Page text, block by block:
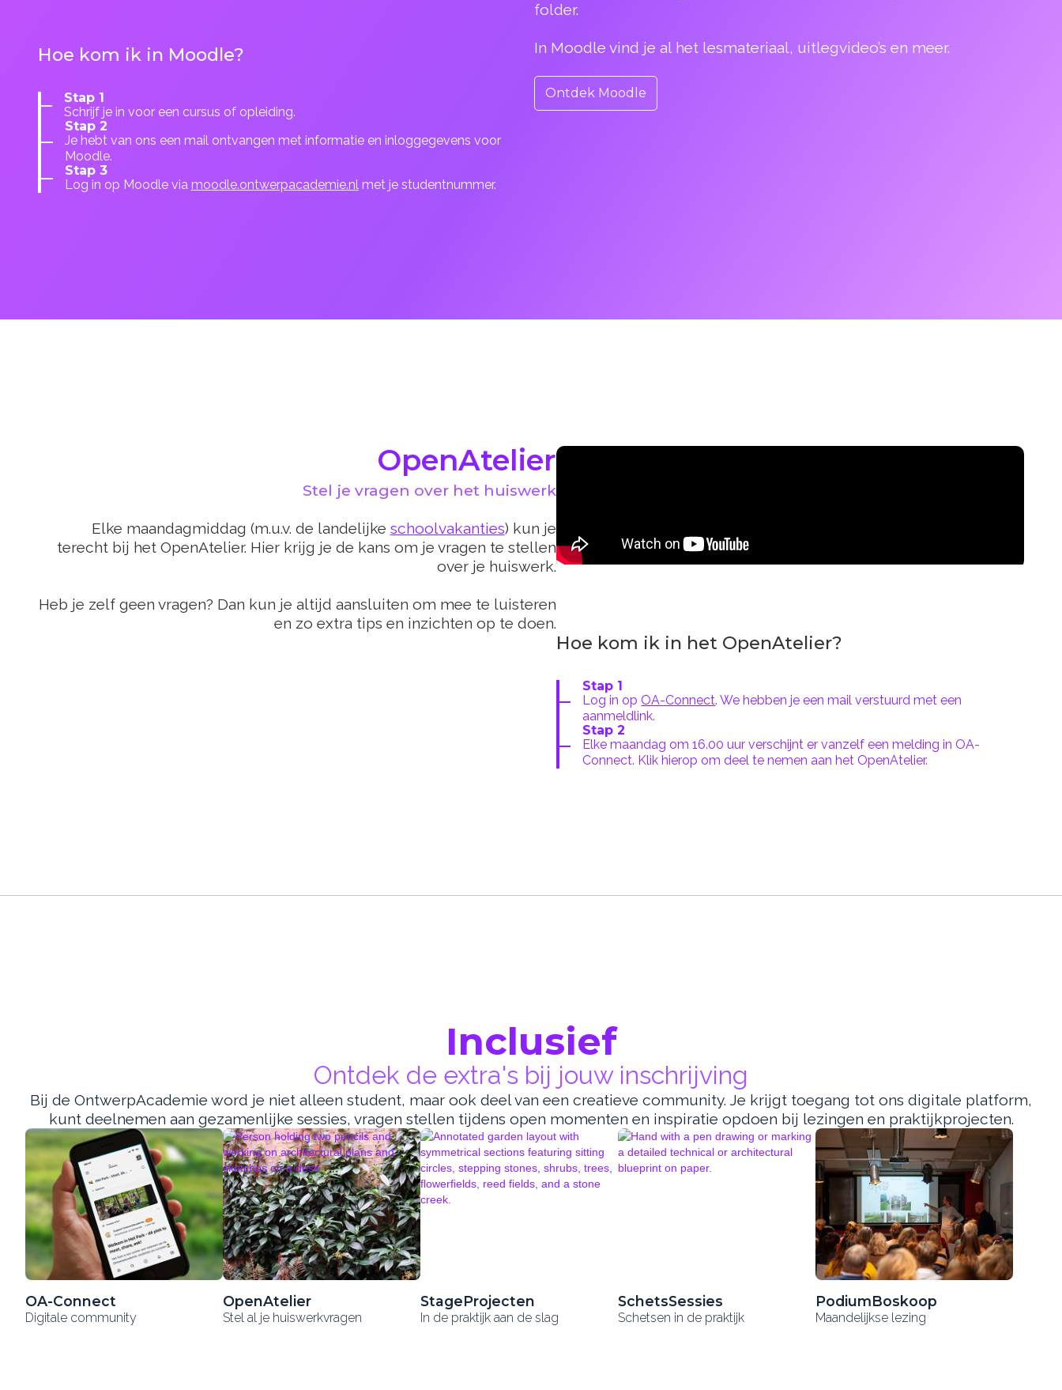
Hoe kom ik in Moodle?
Stap 1
Schrijf je in voor een cursus of opleiding.
Stap 2
Je hebt van ons een mail ontvangen met informatie en inloggegevens voor
Moodle.
Stap 3
Log in op Moodle via moodle.ontwerpacademie.nlmet je studentnummer.
folder.
In Moodle vind je al het lesmateriaal, uitlegvideo’s en meer.
Ontdek Moodle
OpenAtelier
Stel je vragen over het huiswerk
Elke maandagmiddag (m.u.v. de landelijke schoolvakanties) kun je
terecht bij het OpenAtelier. Hier krijg je de kans om je vragen te stellen
over je huiswerk.
Heb je zelf geen vragen? Dan kun je altijd aansluiten om mee te luisteren
en zo extra tips en inzichten op te doen.
Hoe kom ik in het OpenAtelier?
Stap 1
Log in op OA-Connect. We hebben je een mail verstuurd met een
aanmeldlink.
Stap 2
Elke maandag om 16.00 uur verschijnt er vanzelf een melding in OA-
Connect. Klik hierop om deel te nemen aan het OpenAtelier.
Inclusief
Ontdek de extra's bij jouw inschrijving
Bij de OntwerpAcademie word je niet alleen student, maar ook deel van een creatieve community. Je krijgt toegang tot ons digitale platform,
kunt deelnemen aan gezamenlijke sessies, vragen stellen tijdens open momenten en inspiratie opdoen bij lezingen en praktijkprojecten.
OA-Connect
Digitale community
OpenAtelier
Stel al je huiswerkvragen
StageProjecten
In de praktijk aan de slag
SchetsSessies
Schetsen in de praktijk
PodiumBoskoop
Maandelijkse lezing